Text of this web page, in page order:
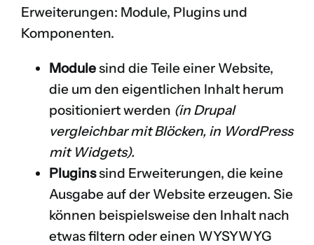
Erweiterungen: Module, Plugins und
Komponenten.
Modulesind die Teile einer Website,
die um den eigentlichen Inhalt herum
positioniert werden (in Drupal
vergleichbar mit Blöcken, in WordPress
mit Widgets).
Pluginssind Erweiterungen, die keine
Ausgabe auf der Website erzeugen. Sie
können beispielsweise den Inhalt nach
etwas filtern oder einen WYSYWYG